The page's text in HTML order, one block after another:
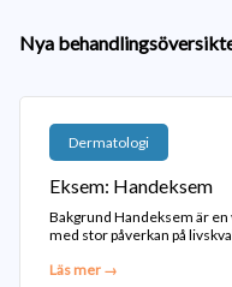
Nya
Dermatologi
Eksem: Handeksem
Bakgrund Handeksem är
med stor påverkan på
Läs mer →